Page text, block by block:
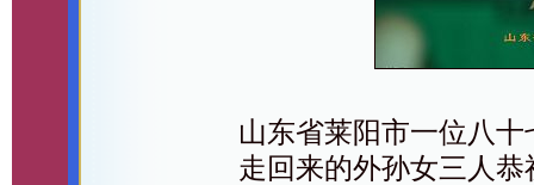
山东省莱阳市一位八
走回来的外孙女三人